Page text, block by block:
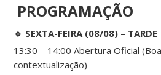
PROGRAMAÇÃO
🔹 SEXTA-FEIRA (08/08) – TARDE
13:30 – 14:00 Abertura Oficial
contextualização)